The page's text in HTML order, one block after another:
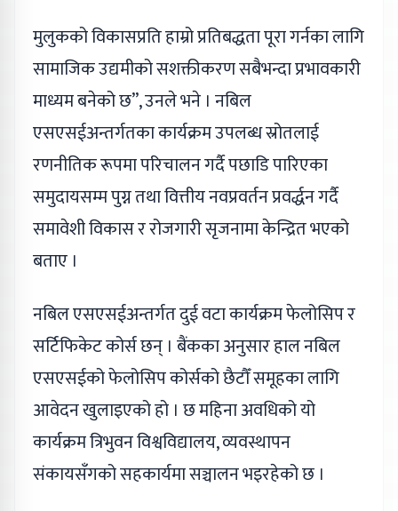
मुलुकको विकासप्रति हाम्रो प्रतिबद्धता पूरा गर्नका लागि
सामाजिक उद्यमीको सशक्तीकरण सबैभन्दा प्रभावकारी
माध्यम बनेको छ”, उनले भने । नबिल
एसएसईअन्तर्गतका कार्यक्रम उपलब्ध स्रोतलाई
रणनीतिक रूपमा परिचालन गर्दै पछाडि पारिएका
समुदायसम्म पुग्न तथा वित्तीय नवप्रवर्तन प्रवर्द्धन गर्दै
समावेशी विकास र रोजगारी सृजनामा केन्द्रित भएको
बताए ।
नबिल एसएसईअन्तर्गत दुई वटा कार्यक्रम फेलोसिप र
सर्टिफिकेट कोर्स छन् । बैंकका अनुसार हाल नबिल
एसएसईको फेलोसिप कोर्सको छैटौँ समूहका लागि
आवेदन खुलाइएको हो । छ महिना अवधिको यो
कार्यक्रम त्रिभुवन विश्वविद्यालय, व्यवस्थापन
संकायसँगको सहकार्यमा सञ्चालन भइरहेको छ ।